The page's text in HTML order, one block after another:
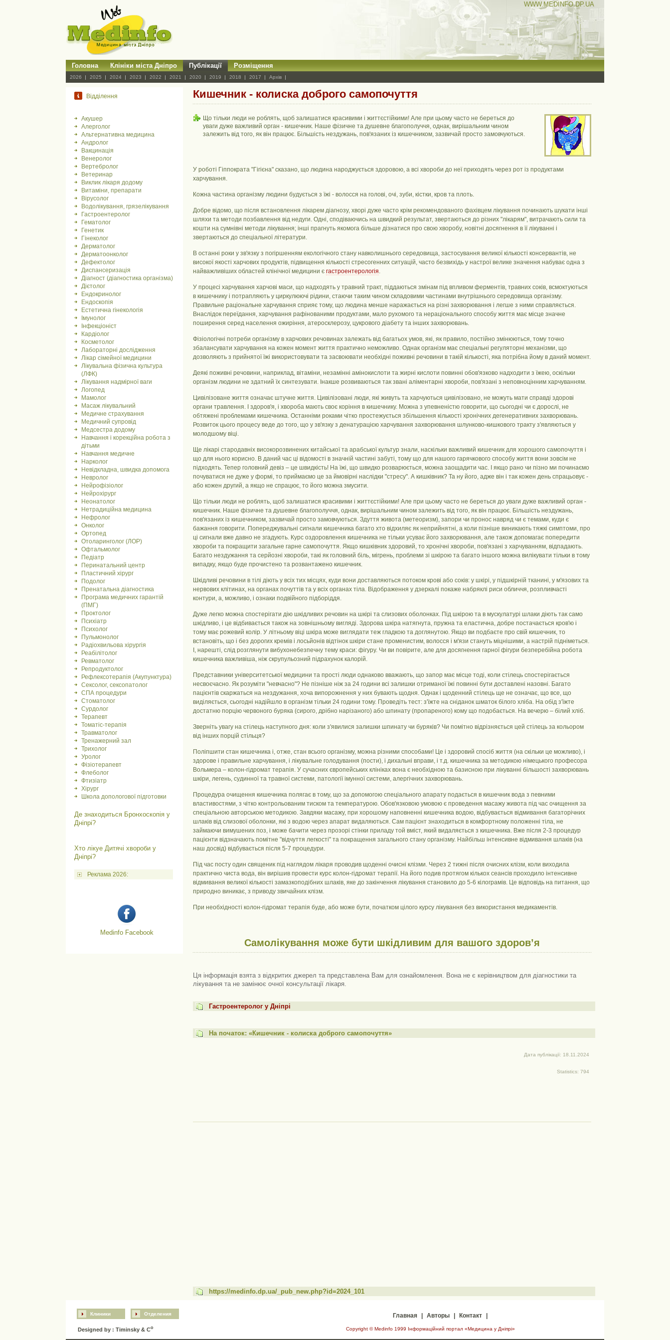
WWW.MEDINFO.DP.UA
Головна Клініки міста Дніпро Публікації Розміщення
2026 2025 2024 2023 2022 2021 2020 2019 2018 2017 Архів
Відділення
Акушер
Алерголог
Альтернативна медицина
Андролог
Вакцинація
Венеролог
Вертебролог
Ветеринар
Виклик лікаря додому
Витаміни, препарати
Вірусолог
Водолікування, грязелікування
Гастроентеролог
Гематолог
Генетик
Гінеколог
Дерматолог
Дерматоонколог
Дефектолог
Диспансеризація
Діагност (діагностика організма)
Дієтолог
Ендокринолог
Ендоскопія
Естетична гінекологія
Імунолог
Інфекціоніст
Кардіолог
Косметолог
Лабораторні дослідження
Лікар сімейної медицини
Лікувальна фізична культура
(ЛФК)
Лікування надмірної ваги
Логопед
Мамолог
Масаж лікувальний
Медичне страхування
Медичний супровід
Медсестра додому
Навчання і корекційна робота з
дітьми
Навчання медичне
Нарколог
Невідкладна, швидка допомога
Невролог
Нейрофізіолог
Нейрохірург
Неонатолог
Нетрадиційна медицина
Нефролог
Онколог
Ортопед
Отоларинголог (ЛОР)
Офтальмолог
Педіатр
Перинатальний центр
Пластичний хірург
Подолог
Пренатальна діагностика
Програма медичних гарантій
(ПМГ)
Проктолог
Психіатр
Психолог
Пульмонолог
Радіохвильова хірургія
Реабілітолог
Ревматолог
Репродуктолог
Рефлексотерапія (Акупунктура)
Сексолог, сексопатолог
СПА процедури
Стоматолог
Сурдолог
Терапевт
Томатіс-терапія
Травматолог
Тренажерний зал
Трихолог
Уролог
Фізіотерапевт
Флеболог
Фтизіатр
Хірург
Школа допологової підготовки
Де знаходиться Бронхоскопія у
Дніпрі?
Хто лікуе Дитячі хвороби у
Дніпрі?
Реклама 2026:
Medinfo Facebook
Кишечник - колиска доброго самопочуття
Що тільки люди не роблять, щоб залишатися красивими і життєстійкими! Але при цьому часто не береться до
уваги дуже важливий орган - кишечник. Наше фізичне та душевне благополуччя, однак, вирішальним чином
залежить від того, як він працює. Більшість нездужань, пов'язаних із кишечником, зазвичай просто замовчуються.
У роботі Гіппократа "Гігієна" сказано, що людина народжується здоровою, а всі хвороби до неї приходять через рот із продуктами
харчування.
Кожна частина організму людини будується з їжі - волосся на голові, очі, зуби, кістки, кров та плоть.
Добре відомо, що після встановлення лікарем діагнозу, хворі дуже часто крім рекомендованого фахівцем лікування починають шукати інші
шляхи та методи позбавлення від недуги. Одні, сподіваючись на швидкий результат, звертаються до різних "лікарям", витрачають сили та
кошти на сумнівні методи лікування; інші прагнуть якомога більше дізнатися про свою хворобу, новітні досягнення в її лікуванні і
звертаються до спеціальної літератури.
В останні роки у зв'язку з погіршенням екологічного стану навколишнього середовища, застосування великої кількості консервантів, не
високої якості харчових продуктів, підвищення кількості стресогенних ситуацій, часто безвихідь у настрої велике значення набуває одна з
найважливіших областей клінічної медицини є гастроентерологія.
У процесі харчування харчові маси, що надходять у травний тракт, піддаються змінам під впливом ферментів, травних соків, всмоктуються
в кишечнику і потрапляють у циркулюючі рідини, стаючи таким чином складовими частинами внутрішнього середовища організму.
Правильне раціональне харчування сприяє тому, що людина менше наражається на різні захворювання і легше з ними справляється.
Внаслідок переїдання, харчування рафінованими продуктами, мало рухомого та нераціонального способу життя має місце значне
поширення серед населення ожиріння, атеросклерозу, цукрового діабету та інших захворювань.
Фізіологічні потреби організму в харчових речовинах залежать від багатьох умов, які, як правило, постійно змінюються, тому точно
збалансувати харчування на кожен момент життя практично неможливо. Однак організм має спеціальні регуляторні механізми, що
дозволяють з прийнятої їжі використовувати та засвоювати необхідні поживні речовини в такій кількості, яка потрібна йому в даний момент.
Деякі поживні речовини, наприклад, вітаміни, незамінні амінокислоти та жирні кислоти повинні обов'язково надходити з їжею, оскільки
організм людини не здатний їх синтезувати. Інакше розвиваються так звані аліментарні хвороби, пов'язані з неповноцінним харчуванням.
Цивілізоване життя означає штучне життя. Цивілізовані люди, які живуть та харчуються цивілізовано, не можуть мати справді здорові
органи травлення. І здоров'я, і ​​хвороба мають своє коріння в кишечнику. Можна з упевненістю говорити, що сьогодні чи є дорослі, не
обтяжені проблемами кишечника. Останніми роками чітко простежується збільшення кількості хронічних дегенеративних захворювань.
Розвиток цього процесу веде до того, що у зв'язку з денатурацією харчування захворювання шлунково-кишкового тракту з'являються у
молодшому віці.
Ще лікарі стародавніх високорозвинених китайської та арабської культур знали, наскільки важливий кишечник для хорошого самопочуття і
що для нього корисно. В даний час ці відомості в значній частині забуті, тому що для нашого гарячкового способу життя вони зовсім не
підходять. Тепер головний девіз – це швидкість! На їжі, що швидко розварюється, можна заощадити час. І якщо рано чи пізно ми починаємо
почуватися не дуже у формі, то приймаємо це за ймовірні наслідки "стресу". А кишківник? Та ну його, адже він і так кожен день спрацьовує -
або кожен другий, а якщо не спрацює, то його можна змусити.
Що тільки люди не роблять, щоб залишатися красивими і життєстійкими! Але при цьому часто не береться до уваги дуже важливий орган -
кишечник. Наше фізичне та душевне благополуччя, однак, вирішальним чином залежить від того, як він працює. Більшість нездужань,
пов'язаних із кишечником, зазвичай просто замовчуються. Здуття живота (метеоризм), запори чи пронос навряд чи є темами, куди є
бажання говорити. Попереджувальні сигнали кишечника багато хто відхиляє як неприйнятні, а коли пізніше виникають тяжкі симптоми, про
ці сигнали вже давно не згадують. Курс оздоровлення кишечника не тільки усуває його захворювання, але також допомагає попередити
хвороби та покращити загальне гарне самопочуття. Якщо кишківник здоровий, то хронічні хвороби, пов'язані з харчуванням, відпадають.
Багато нездужання та серйозні хвороби, такі як головний біль, мігрень, проблеми зі шкірою та багато іншого можна вилікувати тільки в тому
випадку, якщо буде прочистено та розвантажено кишечник.
Шкідливі речовини в тілі діють у всіх тих місцях, куди вони доставляються потоком крові або соків: у шкірі, у підшкірній тканині, у м'язових та
нервових клітинах, на органах почуттів та у всіх органах тіла. Відображення у дзеркалі покаже набряклі риси обличчя, розпливчасті
контури, а, можливо, і ознаки подвійного підборіддя.
Дуже легко можна спостерігати дію шкідливих речовин на шкірі та слизових оболонках. Під шкірою та в мускулатурі шлаки діють так само
шкідливо, і це відбивається також на зовнішньому вигляді. Здорова шкіра натягнута, пружна та еластична, добре постачається кров'ю і
тому має рожевий колір. У літньому віці шкіра може виглядати теж гладкою та доглянутою. Якщо ви подбаєте про свій кишечник, то
встановіть, що і без дорогих кремів і лосьйонів відтінок шкіри стане променистим, волосся і м'язи стануть міцнішими, а настрій підніметься.
І, нарешті, слід розглянути вибухонебезпечну тему краси: фігуру. Чи ви повірите, але для досягнення гарної фігури безперебійна робота
кишечника важливіша, ніж скрупульозний підрахунок калорій.
Представники університетської медицини та прості люди однаково вважають, що запор має місце тоді, коли стілець спостерігається
несвоєчасно. Як розуміти "невчасно"? Не пізніше ніж за 24 години всі залишки отриманої їжі повинні бути доставлені назовні. Багато
пацієнтів скаржаться на нездужання, хоча випорожнення у них бувають щодня. Однак і щоденний стілець ще не означає, що все, що
виділяється, сьогодні надійшло в організм тільки 24 години тому. Проведіть тест: з'їжте на сніданок шматок білого хліба. На обід з'їжте
достатню порцію червоного буряка (сирого, дрібно нарізаного) або шпинату (пропареного) кому що подобається. На вечерю – білий хліб.
Зверніть увагу на стілець наступного дня: коли з'явилися залишки шпинату чи буряків? Чи помітно відрізняється цей стілець за кольором
від інших порцій стільця?
Поліпшити стан кишечника і, отже, стан всього організму, можна різними способами! Це і здоровий спосіб життя (на скільки це можливо), і
здорове і правильне харчування, і лікувальне голодування (пости), і дихальні вправи, і т.д. кишечника за методикою німецького професора
Вольмера – колон-гідромат терапія. У сучасних європейських клініках вона є необхідною та базисною при лікуванні більшості захворювань
шкіри, легень, судинної та травної системи, патології імунної системи, алергічних захворювань.
Процедура очищення кишечника полягає в тому, що за допомогою спеціального апарату подається в кишечник вода з певними
властивостями, з чітко контрольованим тиском та температурою. Обов'язковою умовою є проведення масажу живота під час очищення за
спеціальною авторською методикою. Завдяки масажу, при хорошому наповненні кишечника водою, відбувається відмивання багаторічних
шлаків від слизової оболонки, які з водою через апарат видаляються. Сам пацієнт знаходиться в комфортному положенні тіла, не
займаючи вимушених поз, і може бачити через прозорі стінки приладу той вміст, який видаляється з кишечника. Вже після 2-3 процедур
пацієнти відзначають помітне "відчуття легкості" та покращення загального стану організму. Найбільш інтенсивне відмивання шлаків (на
наш досвід) відбувається після 5-7 процедури.
Під час посту один священик під наглядом лікаря проводив щоденні очисні клізми. Через 2 тижні після очисних клізм, коли виходила
практично чиста вода, він вирішив провести курс колон-гідромат терапії. На його подив протягом кількох сеансів проходило інтенсивне
відмивання великої кількості замазкоподібних шлаків, яке до закінчення лікування становило до 5-6 кілограмів. Це відповідь на питання, що
природно виникає, з приводу звичайних клізм.
При необхідності колон-гідромат терапія буде, або може бути, початком цілого курсу лікування без використання медикаментів.
Самолікування може бути шкідливим для вашого здоров’я
Ця інформація взята з відкритих джерел та представлена ​​Вам для ознайомлення. Вона не є керівництвом для діагностики та
лікування та не замінює очної консультації лікаря.
Гастроентеролог у Дніпрі
На початок: «Кишечник - колиска доброго самопочуття»
Дата публікації: 18.11.2024
Statistics: 794
https://medinfo.dp.ua/_pub_new.php?id=2024_101
Главная Авторы Контакт
Copyright © Medinfo 1999 Інформаційний портал «Медицина у Дніпрі»
Клиники Отделения
Designed by : Timinsky & Co